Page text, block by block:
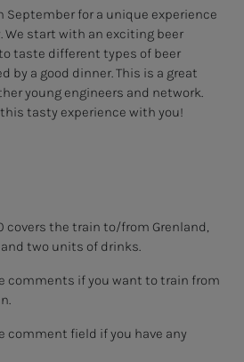
September for a unique experience
We start with an exciting beer
taste different types of beer
by a good dinner. This is a great
young engineers and network.
tasty experience with you!
covers the train to/from Grenland,
two units of drinks.
comments if you want to train from
comment field if you have any